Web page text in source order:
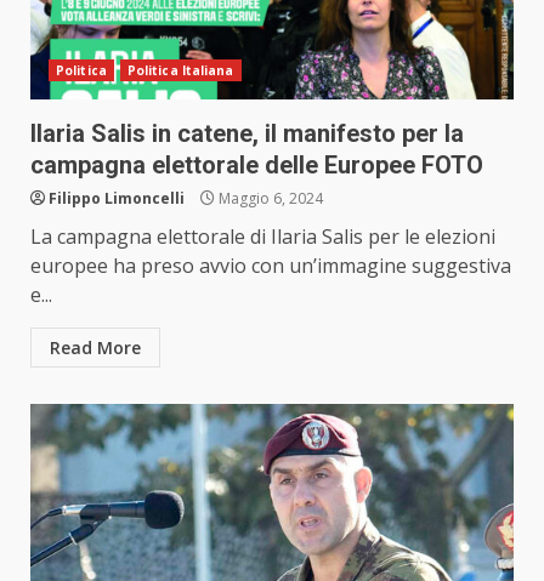
Politica Politica Italiana
Ilaria Salis in catene, il manifesto per la
campagna elettorale delle Europee FOTO
Filippo Limoncelli Maggio 6, 2024
La campagna elettorale di Ilaria Salis per le elezioni
europee ha preso avvio con un’immagine suggestiva
e...
Read More